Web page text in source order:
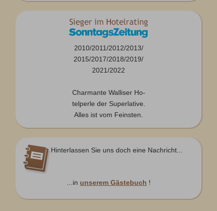
2010/2011/2012/2013/
2015/2017/2018/2019/
2021/2022
Charmante Walliser Ho-
telperle der Superlative.
Alles ist vom Feinsten.
Hinterlassen Sie uns doch eine Nachricht...
...in unserem Gästebuch !